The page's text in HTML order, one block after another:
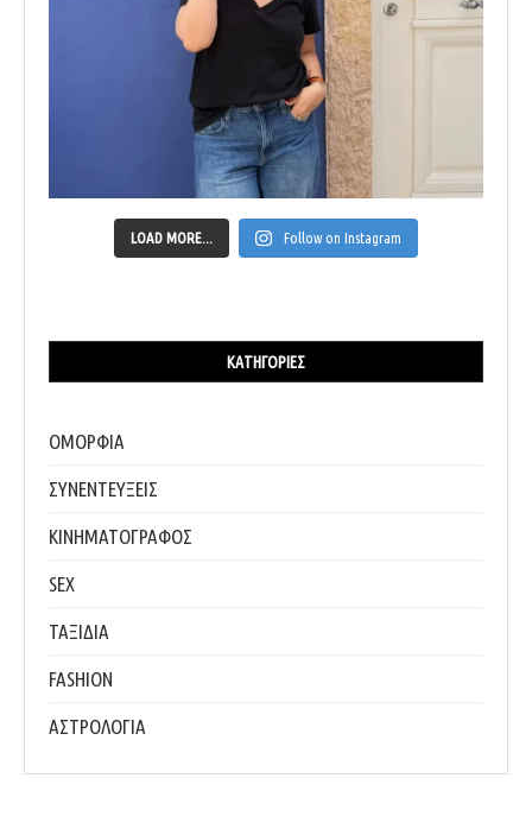
LOAD MORE... Follow on Instagram
ΚΑΤΗΓΟΡΊΕΣ
ΟΜΟΡΦΙΑ
ΣΥΝΕΝΤΕΥΞΕΙΣ
ΚΙΝΗΜΑΤΟΓΡΑΦΟΣ
SEX
ΤΑΞΙΔΙΑ
FASHION
ΑΣΤΡΟΛΟΓΙΑ